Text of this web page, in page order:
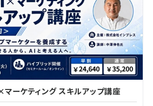
ーケティング スキルアップ講座